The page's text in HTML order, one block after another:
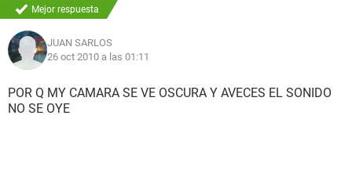
Mejor respuesta
JUAN SARLOS
26 oct 2010 a las 01:11
POR Q MY CAMARA SE VE OSCURA Y AVECES EL SONIDO
NO SE OYE